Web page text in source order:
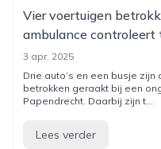
Vier voertuigen
ambulance
3 apr. 2025
Drie auto’s en een busje
betrokken geraakt bij een
Papendrecht. Daarbij zijn t...
Lees verder